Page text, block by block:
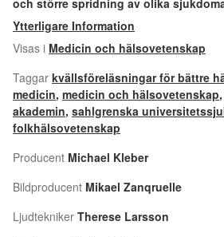
och större spridning av olika
Ytterligare Information
Visas i Medicin och hälsovetenskap
Taggar kvällsföreläsningar för bättre
medicin, medicin och hälsovetenskap,
akademin, sahlgrenska
folkhälsovetenskap
Producent Michael Kleber
Bildproducent Mikael Zanqruelle
Ljudtekniker Therese Larsson